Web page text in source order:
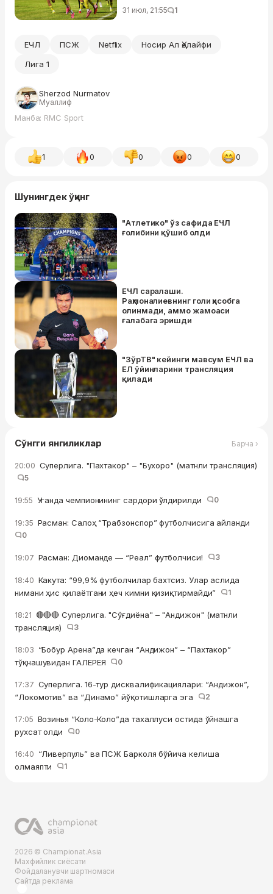
31 июл, 21:55 1
ЕЧЛ ПСЖ Netflix
Носир Ал Ҳелайфи
Лига 1
Sherzod Nurmatov
Муаллиф
Манба: RMC Sport
1 0 0 0 0
Шунингдек ўқинг
"Атлетико" ўз сафида ЕЧЛ
ғолибини қўшиб олди
ЕЧЛ саралаши.
Раҳмоналиевнинг голи ҳисобга
олинмади, аммо жамоаси
ғалабага эришди
"ЗўрТВ" кейинги мавсум ЕЧЛ ва
ЕЛ ўйинларини трансляция
қилади
Сўнгги янгиликлар Барча ›
20:00 Суперлига. "Пахтакор" – "Бухоро" (матнли трансляция)
5
19:55 Уганда чемпионининг сардори ўлдирилди 0
19:35 Расман: Салоҳ “Трабзонспор” футболчисига айланди
0
19:07 Расман: Диоманде — “Реал” футболчиси! 3
18:40 Какута: “99,9% футболчилар бахтсиз. Улар аслида
нимани ҳис қилаётгани ҳеч кимни қизиқтирмайди”
1
18:21 🔴🔴🔴 Суперлига. "Сўғдиёна" – "Андижон" (матнли
трансляция)
3
18:03 “Бобур Арена”да кечган “Андижон” – “Пахтакор”
тўқнашувидан ГАЛЕРЕЯ
0
17:37 Суперлига. 16-тур дисквалификациялари: “Андижон”,
“Локомотив” ва “Динамо” йўқотишларга эга
2
17:05 Возинья “Коло-Коло”да тахаллуси остида ўйнашга
рухсат олди
0
16:40 “Ливерпуль” ва ПСЖ Барколя бўйича келиша
олмаяпти
1
2026 © Championat.Asia
Махфийлик сиёсати
Фойдаланувчи шартномаси
Сайтда реклама